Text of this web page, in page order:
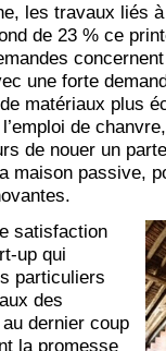
les travaux liés
de 23 % ce
une forte
matériaux plus
l’emploi de
de nouer un
maison passive,
satisfaction
up qui
particuliers
des
dernier coup
la promesse